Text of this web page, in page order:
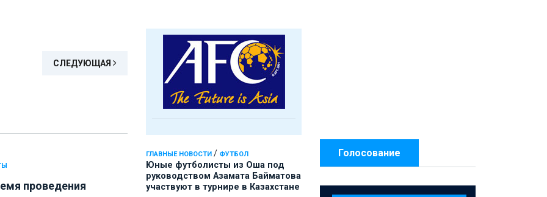
ГЛАВНЫЕ НОВОСТИ / ФУТБОЛ
Юные футболисты из Оша под
руководством Азамата Байматова
участвуют в турнире в Казахстане
СЛЕДУЮЩАЯ
проведения
Голосование